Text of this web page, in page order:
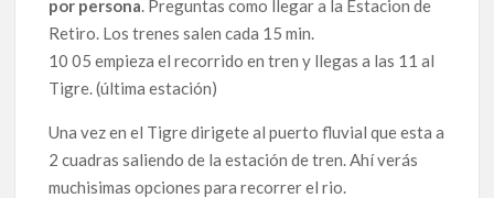
por persona. Preguntas como llegar a la Estacion de
Retiro. Los trenes salen cada 15 min.
10 05 empieza el recorrido en tren y llegas a las 11 al
Tigre. (última estación)
Una vez en el Tigre dirigete al puerto fluvial que esta a
2 cuadras saliendo de la estación de tren. Ahí verás
muchisimas opciones para recorrer el rio.